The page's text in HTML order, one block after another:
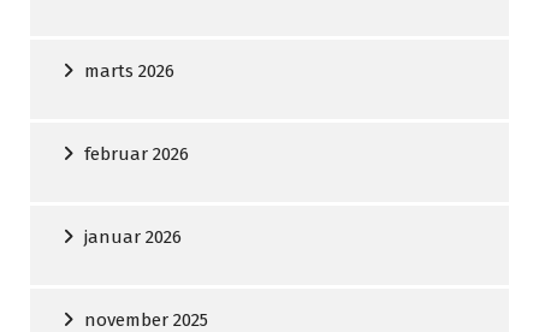
marts 2026
februar 2026
januar 2026
november 2025